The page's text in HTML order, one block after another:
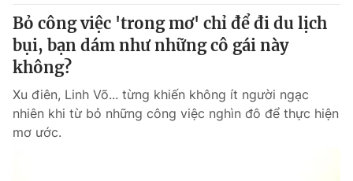
Bỏ công việc 'trong mơ' chỉ để đi du lịch
bụi, bạn dám như những cô gái này
không?
Xu điên, Linh Võ... từng khiến không ít người ngạc
nhiên khi từ bỏ những công việc nghìn đô để thực hiện
mơ ước.